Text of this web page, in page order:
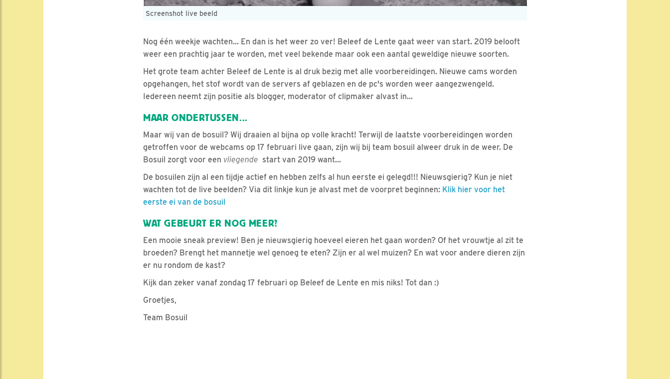
Screenshot live beeld
Nog één weekje wachten... En dan is het weer zo ver! Beleef de Lente gaat weer van start. 2019 belooft
weer een prachtig jaar te worden, met veel bekende maar ook een aantal geweldige nieuwe soorten.
Het grote team achter Beleef de Lente is al druk bezig met alle voorbereidingen. Nieuwe cams worden
opgehangen, het stof wordt van de servers af geblazen en de pc's worden weer aangezwengeld.
Iedereen neemt zijn positie als blogger, moderator of clipmaker alvast in...
MAAR ONDERTUSSEN...
Maar wij van de bosuil? Wij draaien al bijna op volle kracht! Terwijl de laatste voorbereidingen worden
getroffen voor de webcams op 17 februari live gaan, zijn wij bij team bosuil alweer druk in de weer. De
Bosuil zorgt voor een vliegende start van 2019 want...
De bosuilen zijn al een tijdje actief en hebben zelfs al hun eerste ei gelegd!!! Nieuwsgierig? Kun je niet
wachten tot de live beelden? Via dit linkje kun je alvast met de voorpret beginnen: Klik hier voor het
eerste ei van de bosuil
WAT GEBEURT ER NOG MEER?
Een mooie sneak preview! Ben je nieuwsgierig hoeveel eieren het gaan worden? Of het vrouwtje al zit te
broeden? Brengt het mannetje wel genoeg te eten? Zijn er al wel muizen? En wat voor andere dieren zijn
er nu rondom de kast?
Kijk dan zeker vanaf zondag 17 februari op Beleef de Lente en mis niks! Tot dan :)
Groetjes,
Team Bosuil